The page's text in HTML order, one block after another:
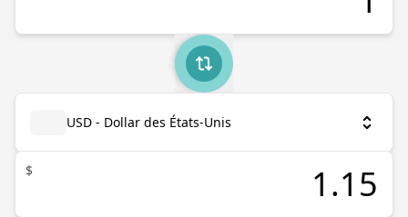
USD - Dollar des États-Unis
$